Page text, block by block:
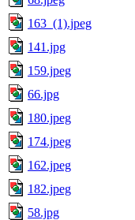
163_(1).jpeg
141.jpg
159.jpeg
66.jpg
180.jpeg
174.jpeg
162.jpeg
182.jpeg
58.jpg